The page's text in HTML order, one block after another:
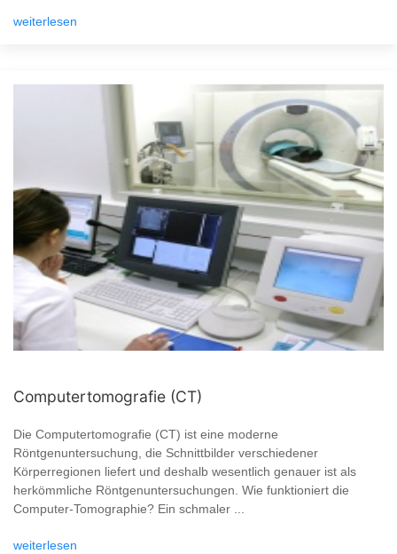
weiterlesen
Computertomografie (CT)
Die Computertomografie (CT) ist eine moderne
Röntgenuntersuchung, die Schnittbilder verschiedener
Körperregionen liefert und deshalb wesentlich genauer ist als
herkömmliche Röntgenuntersuchungen. Wie funktioniert die
Computer-Tomographie? Ein schmaler ...
weiterlesen